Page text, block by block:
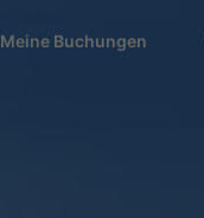
Meine Buchungen